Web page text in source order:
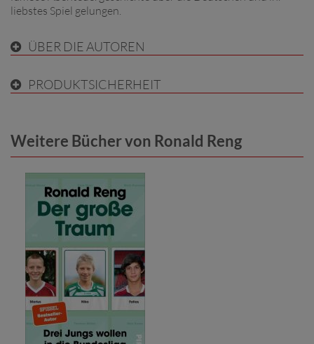
liebstes Spiel gelungen.
ÜBER DIE AUTOREN
PRODUKTSICHERHEIT
Weitere Bücher von Ronald Reng